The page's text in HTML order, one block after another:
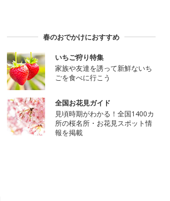
春のおでかけにおすすめ
いちご狩り特集
家族や友達を誘って新鮮ないち
ごを食べに行こう
全国お花見ガイド
見頃時期がわかる！全国1400カ
所の桜名所・お花見スポット情
報を掲載